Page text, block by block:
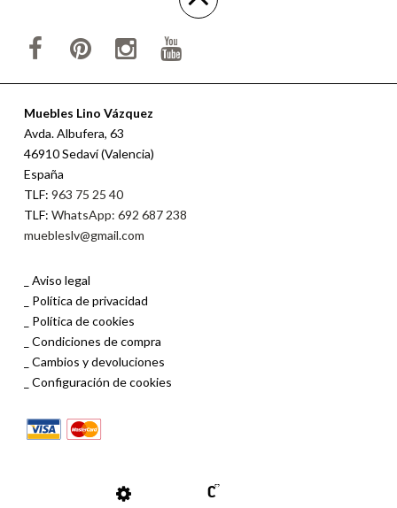
Muebles Lino Vázquez
Avda. Albufera, 63
46910 Sedaví (Valencia)
España
TLF: 963 75 25 40
TLF: WhatsApp: 692 687 238
muebleslv@gmail.com
Aviso legal
Política de privacidad
Política de cookies
Condiciones de compra
Cambios y devoluciones
Configuración de cookies